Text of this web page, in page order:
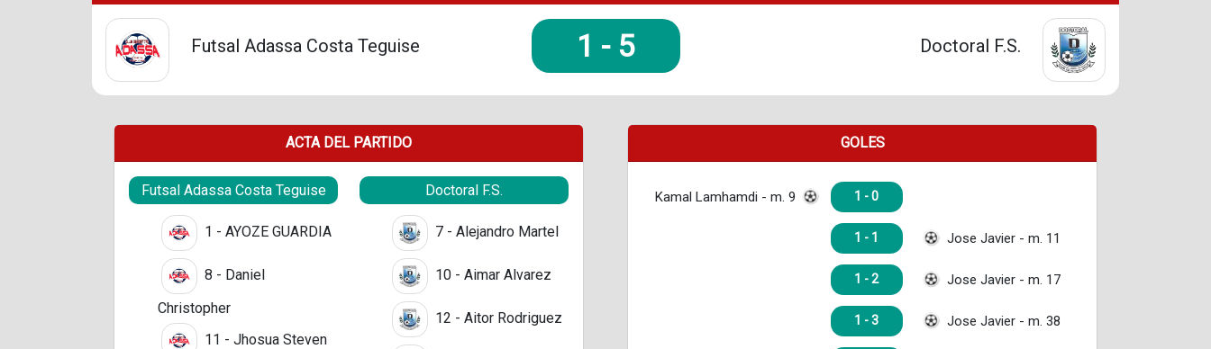
Futsal Adassa Costa Teguise 1 - 5 Doctoral F.S.
ACTA DEL PARTIDO
Futsal Adassa Costa Teguise
1 - AYOZE GUARDIA
8 - Daniel
Christopher
11 - Jhosua Steven
Doctoral F.S.
7 - Alejandro Martel
10 - Aimar Alvarez
12 - Aitor Rodriguez
GOLES
Kamal Lamhamdi - m. 9 1 - 0
1 - 1 Jose Javier - m. 11
1 - 2 Jose Javier - m. 17
1 - 3 Jose Javier - m. 38